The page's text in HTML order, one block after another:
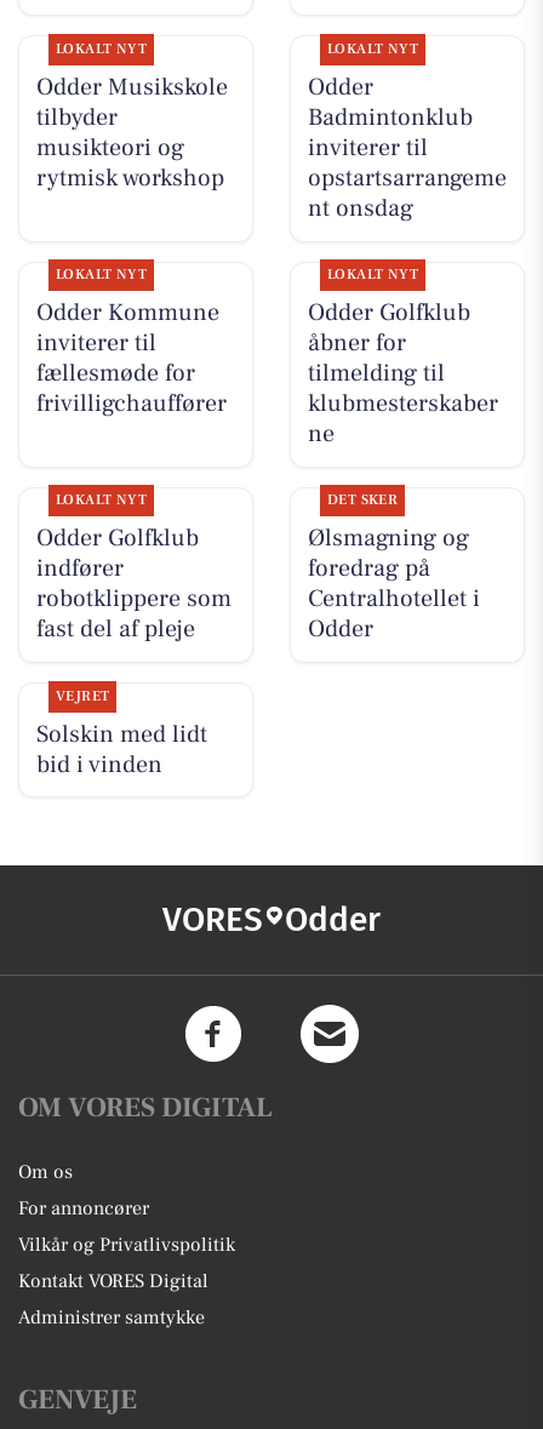
LOKALT NYT
Odder Musikskole
tilbyder
musikteori og
rytmisk workshop
LOKALT NYT
Odder
Badmintonklub
inviterer til
opstartsarrangeme
nt onsdag
LOKALT NYT
Odder Kommune
inviterer til
fællesmøde for
frivilligchauffører
LOKALT NYT
Odder Golfklub
åbner for
tilmelding til
klubmesterskaber
ne
LOKALT NYT
Odder Golfklub
indfører
robotklippere som
fast del af pleje
DET SKER
Ølsmagning og
foredrag på
Centralhotellet i
Odder
VEJRET
Solskin med lidt
bid i vinden
VORES Odder
OM VORES DIGITAL
Om os
For annoncører
Vilkår og Privatlivspolitik
Kontakt VORES Digital
Administrer samtykke
GENVEJE